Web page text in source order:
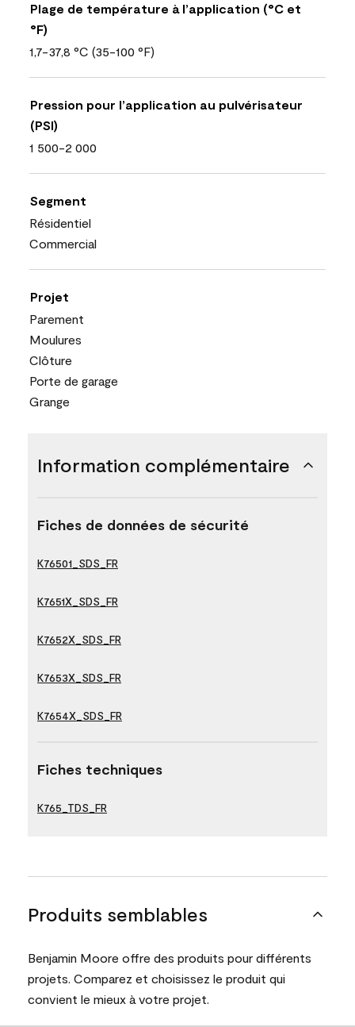
Plage de température à l’application (°C et
°F)
1,7-37,8 °C (35-100 °F)
Pression pour l’application au pulvérisateur
(PSI)
1 500-2 000
Segment
Résidentiel
Commercial
Projet
Parement
Moulures
Clôture
Porte de garage
Grange
Information complémentaire
Fiches de données de sécurité
K76501_SDS_FR
K7651X_SDS_FR
K7652X_SDS_FR
K7653X_SDS_FR
K7654X_SDS_FR
Fiches techniques
K765_TDS_FR
Produits semblables
Benjamin Moore offre des produits pour différents
projets. Comparez et choisissez le produit qui
convient le mieux à votre projet.